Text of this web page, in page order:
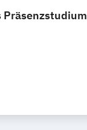
Präsenzstudium